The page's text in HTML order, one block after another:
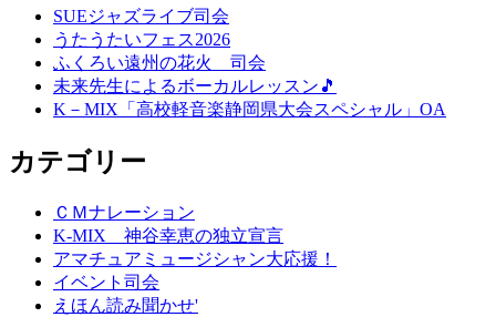
SUEジャズライブ司会
うたうたいフェス2026
ふくろい遠州の花火 司会
未来先生によるボーカルレッスン🎵
K－MIX「高校軽音楽静岡県大会スペシャル」OA
カテゴリー
ＣＭナレーション
K-MIX 神谷幸恵の独立宣言
アマチュアミュージシャン大応援！
イベント司会
えほん読み聞かせ'